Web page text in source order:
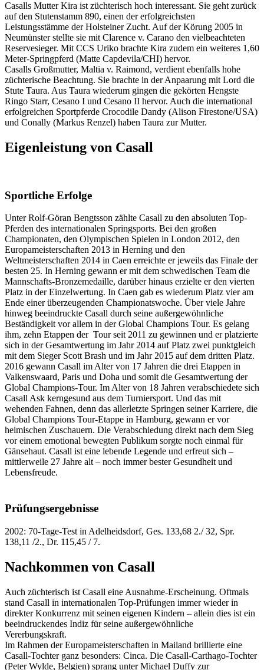
Casalls Mutter Kira ist züchterisch hoch interessant. Sie geht zurück
auf den Stutenstamm 890, einen der erfolgreichsten
Leistungsstämme der Holsteiner Zucht. Auf der Körung 2005 in
Neumünster stellte sie mit Clarence v. Carano den vielbeachteten
Reservesieger. Mit CCS Uriko brachte Kira zudem ein weiteres 1,60
Meter-Springpferd (Matte Capdevila/CHI) hervor.
Casalls Großmutter, Maltia v. Raimond, verdient ebenfalls hohe
züchterische Beachtung. Sie brachte in der Anpaarung mit Lord die
Stute Taura. Aus Taura wiederum gingen die gekörten Hengste
Ringo Starr, Cesano I und Cesano II hervor. Auch die international
erfolgreichen Sportpferde Crocodile Dandy (Alison Firestone/USA)
und Conally (Markus Renzel) haben Taura zur Mutter.
Eigenleistung von Casall
Sportliche Erfolge
Unter Rolf-Göran Bengtsson zählte Casall zu den absoluten Top-
Pferden des internationalen Springsports. Bei den großen
Championaten, den Olympischen Spielen in London 2012, den
Europameisterschaften 2013 in Herning und den
Weltmeisterschaften 2014 in Caen erreichte er jeweils das Finale der
besten 25. In Herning gewann er mit dem schwedischen Team die
Mannschafts-Bronzemedaille, darüber hinaus erzielte er den vierten
Platz in der Einzelwertung. In Caen gab es wiederum Platz vier am
Ende einer überzeugenden Championatswoche. Über viele Jahre
hinweg beeindruckte Casall durch seine außergewöhnliche
Beständigkeit vor allem in der Global Champions Tour. Es gelang
ihm, zehn Etappen der Tour seit 2011 zu gewinnen und er platzierte
sich in der Gesamtwertung im Jahr 2014 auf Platz zwei punktgleich
mit dem Sieger Scott Brash und im Jahr 2015 auf dem dritten Platz.
2016 gewann Casall im Alter von 17 Jahren die drei Etappen in
Valkenswaard, Paris und Doha und somit die Gesamtwertung der
Global Champions-Tour. Im Alter von 18 Jahren verabschiedete sich
Casall Ask kerngesund aus dem Turniersport. Und das mit
wehenden Fahnen, denn das allerletzte Springen seiner Karriere, die
Global Champions Tour-Etappe in Hamburg, gewann er vor
heimischen Zuschauern. Die Verabschiedung direkt nach dem Sieg
vor einem emotional bewegten Publikum sorgte noch einmal für
Gänsehaut. Casall ist eine lebende Legende und erfreut sich –
mittlerweile 27 Jahre alt – noch immer bester Gesundheit und
Lebensfreude.
Prüfungsergebnisse
2002: 70-Tage-Test in Adelheidsdorf, Ges. 133,68 2./ 32, Spr.
138,11 /2., Dr. 115,45 / 7.
Nachkommen von Casall
Auch züchterisch ist Casall eine Ausnahme-Erscheinung. Oftmals
stand Casall in internationalen Top-Prüfungen immer wieder in
direkter Konkurrenz mit seinen eigenen Kindern – allein dies ist ein
beeindruckendes Indiz für seine außergewöhnliche
Vererbungskraft.
Im Rahmen der Europameisterschaften in Mailand brillierte eine
Casall-Tochter ganz besonders: Cinca. Die Casall-Carthago-Tochter
(Peter Wylde, Belgien) sprang unter Michael Duffy zur